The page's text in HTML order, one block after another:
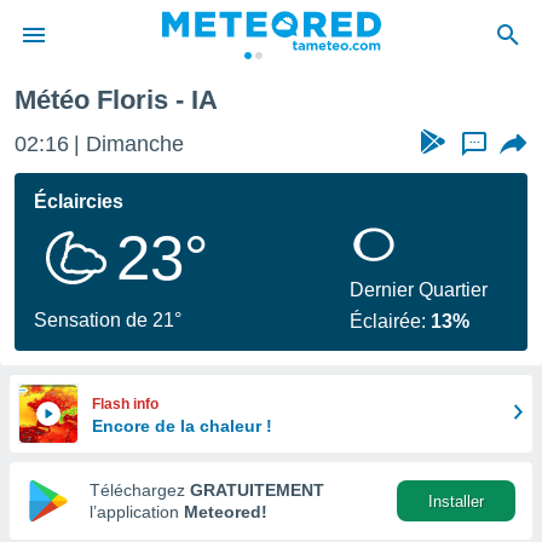
de
en
Météo Floris - IA
02:16 Dimanche ...
Éclaircies
23°
Sensation de 21°
Dernier Quartier
Éclairée: 13%
Flash info
Encore de la chaleur !
Téléchargez GRATUITEMENT
l’application Meteored!
Installer